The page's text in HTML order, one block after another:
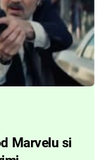
Marvelu si